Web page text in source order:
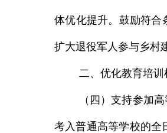
体优化提升。鼓励符合
扩大退役军人参与乡村
二、优化教育培训
（四）支持参加高
考入普通高等学校的全